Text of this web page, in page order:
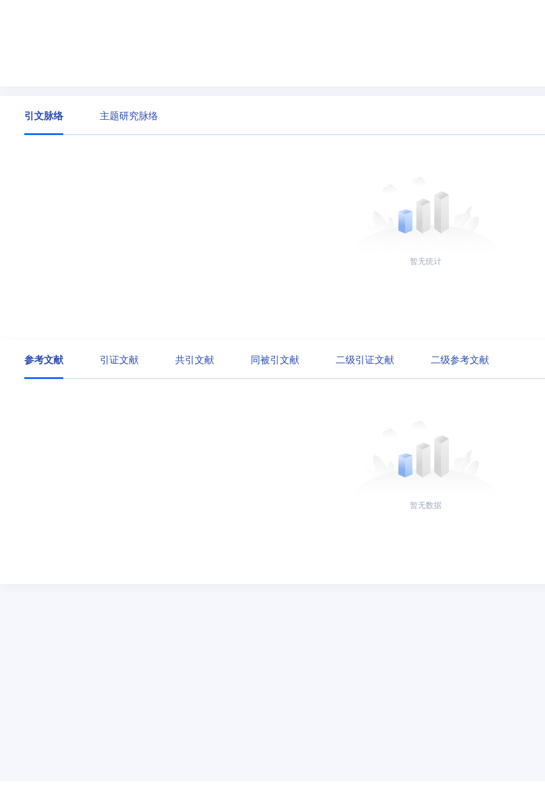
引文脉络 主题研究脉络
暂无统计
参考文献 引证文献 共引文献 同被引文献 二级引证文献 二级参考文献
暂无数据